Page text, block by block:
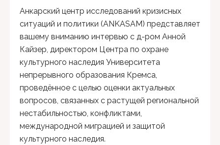
Анкарский центр исследований кризисных
ситуаций и политики (ANKASAM) представляет
вашему вниманию интервью с д-ром Анной
Кайзер, директором Центра по охране
культурного наследия Университета
непрерывного образования Кремса,
проведённое с целью оценки актуальных
вопросов, связанных с растущей региональной
нестабильностью, конфликтами,
международной миграцией и защитой
культурного наследия.